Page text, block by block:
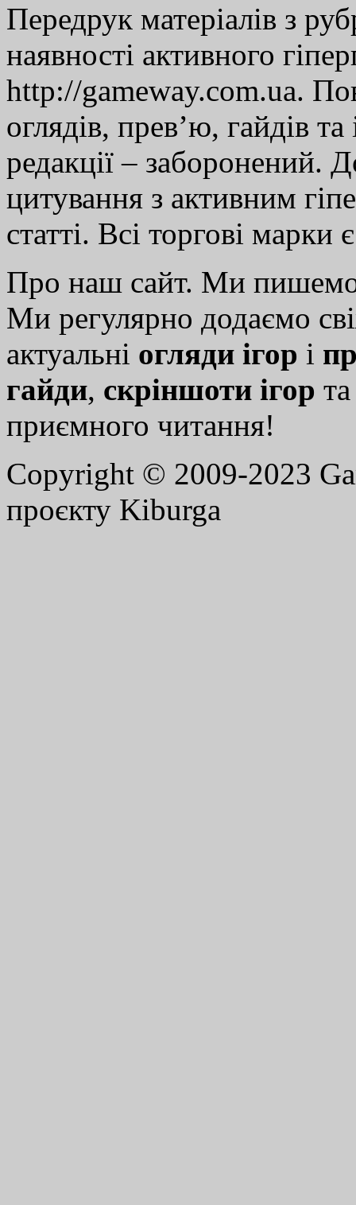
Передрук матеріалів з
наявності активного
http://gameway.com.ua.
оглядів, прев’ю, гайдів
редакції – заборонений.
цитування з активним
статті. Всі торгові марки
Про наш сайт. Ми
Ми регулярно додаємо
актуальні огляди ігор і
гайди, скріншоти ігор
приємного читання!
Copyright © 2009-2023
проєкту Kiburga